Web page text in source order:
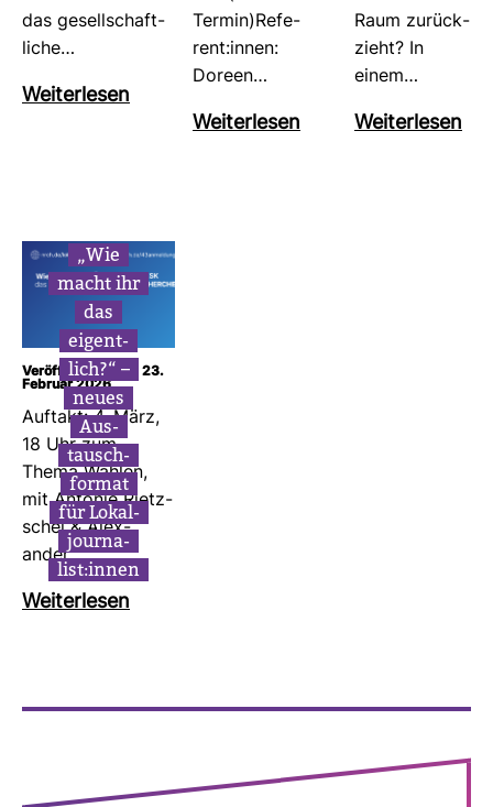
das gesell­schaft­
liche…
Wei­ter­lesen
Termin)Refe­
rent:innen:
Doreen…
Wei­ter­lesen
Raum zurück­
zieht? In
einem…
Wei­ter­lesen
„Wie
macht ihr
das
eigent­
lich?“ –
neues
Aus­
tausch­
format
für Lokal­
jour­na­
list:innen
Veröffentlicht am: 23.
Februar 2026
Auf­takt: 4. März,
18 Uhr zum
Thema Wahlen,
mit Antonie Rietz­
schel & Alex­
ander…
Wei­ter­lesen